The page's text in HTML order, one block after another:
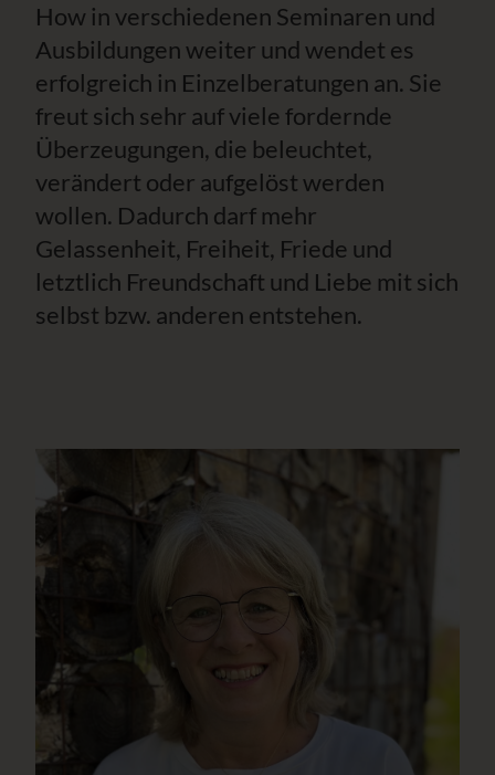
How in verschiedenen Seminaren und
Ausbildungen weiter und wendet es
erfolgreich in Einzelberatungen an. Sie
freut sich sehr auf viele fordernde
Überzeugungen, die beleuchtet,
verändert oder aufgelöst werden
wollen. Dadurch darf mehr
Gelassenheit, Freiheit, Friede und
letztlich Freundschaft und Liebe mit sich
selbst bzw. anderen entstehen.